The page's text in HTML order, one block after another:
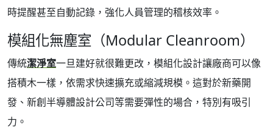
時提醒甚至自動記錄，強化人員管理的稽核效率。
模組化無塵室（Modular Cleanroom）
傳統潔淨室一旦建好就很難更改，模組化設計讓廠商可以像
搭積木一樣，依需求快速擴充或縮減規模。這對於新藥開
發、新創半導體設計公司等需要彈性的場合，特別有吸引
力。